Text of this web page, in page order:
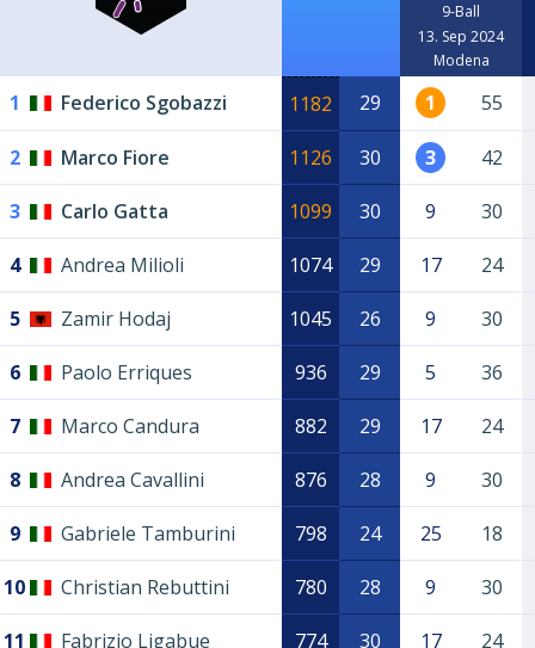
9-Ball
13. Sep 2024
Modena
1 Federico Sgobazzi 1182 29 1 55
2 Marco Fiore 1126 30 3 42
3 Carlo Gatta 1099 30 9 30
4 Andrea Milioli 1074 29 17 24
5 Zamir Hodaj 1045 26 9 30
6 Paolo Erriques 936 29 5 36
7 Marco Candura 882 29 17 24
8 Andrea Cavallini 876 28 9 30
9 Gabriele Tamburini 798 24 25 18
10 Christian Rebuttini 780 28 9 30
11 Fabrizio Ligabue 774 30 17 24